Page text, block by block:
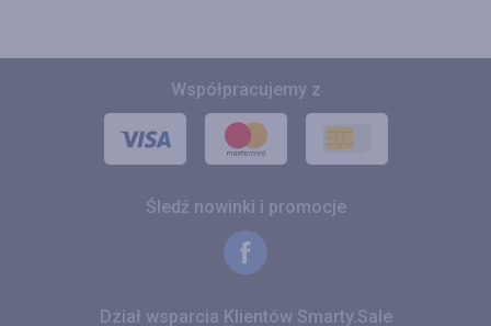
Współpracujemy z
Śledź nowinki i promocje
Dział wsparcia Klientów Smarty.Sale